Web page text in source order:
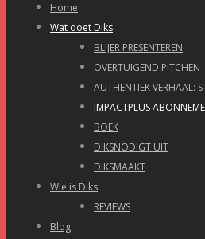
Home
Wat doet Diks
BLIJER PRESENTEREN
OVERTUIGEND PITCHEN
AUTHENTIEK VERHAAL:
IMPACTPLUS
BOEK
DIKSNODIGT UIT
DIKSMAAKT
Wie is Diks
REVIEWS
Blog